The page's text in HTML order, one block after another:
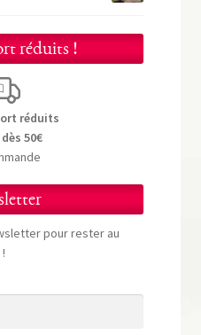
réduits !
réduits
dès 50€
pour rester au